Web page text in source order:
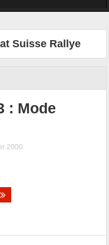
Suisse Rallye
: Mode
2000